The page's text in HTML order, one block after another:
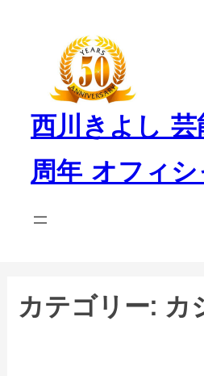
西川きよし
周年 オフィ
カテゴリー: カ